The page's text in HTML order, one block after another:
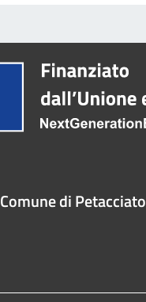
Comune di Petacciato